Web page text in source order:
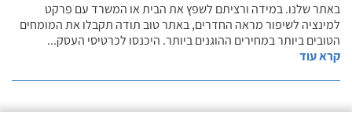
באתר שלנו. במידה ורציתם לשפץ את הבית או המשרד עם פרקט
למינציה לשיפור מראה החדרים, באתר טוב תודה תקבלו את המומחים
הטובים ביותר במחירים ההוגנים ביותר. היכנסו לכרטיסי העסק...
קרא עוד